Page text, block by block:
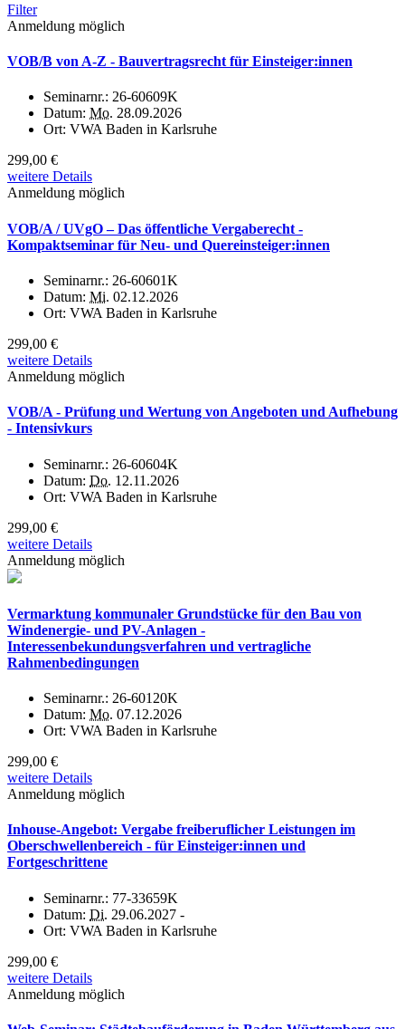
Filter
Anmeldung möglich
VOB/B von A-Z - Bauvertragsrecht für Einsteiger:innen
Seminarnr.: 26-60609K
Datum: Mo. 28.09.2026
Ort: VWA Baden in Karlsruhe
299,00 €
weitere Details
Anmeldung möglich
VOB/A / UVgO – Das öffentliche Vergaberecht -
Kompaktseminar für Neu- und Quereinsteiger:innen
Seminarnr.: 26-60601K
Datum: Mi. 02.12.2026
Ort: VWA Baden in Karlsruhe
299,00 €
weitere Details
Anmeldung möglich
VOB/A - Prüfung und Wertung von Angeboten und Aufhebung
- Intensivkurs
Seminarnr.: 26-60604K
Datum: Do. 12.11.2026
Ort: VWA Baden in Karlsruhe
299,00 €
weitere Details
Anmeldung möglich
Vermarktung kommunaler Grundstücke für den Bau von
Windenergie- und PV-Anlagen -
Interessenbekundungsverfahren und vertragliche
Rahmenbedingungen
Seminarnr.: 26-60120K
Datum: Mo. 07.12.2026
Ort: VWA Baden in Karlsruhe
299,00 €
weitere Details
Anmeldung möglich
Inhouse-Angebot: Vergabe freiberuflicher Leistungen im
Oberschwellenbereich - für Einsteiger:innen und
Fortgeschrittene
Seminarnr.: 77-33659K
Datum: Di. 29.06.2027 -
Ort: VWA Baden in Karlsruhe
299,00 €
weitere Details
Anmeldung möglich